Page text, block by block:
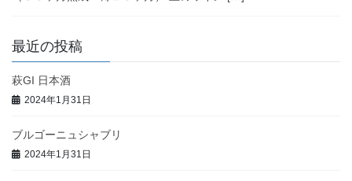
最近の投稿
萩GI 日本酒
2024年1月31日
ブルゴーニュシャブリ
2024年1月31日